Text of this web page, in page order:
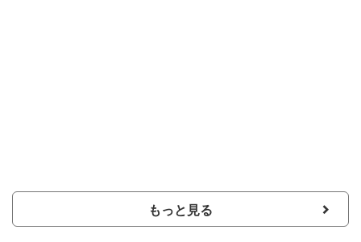
もっと見る